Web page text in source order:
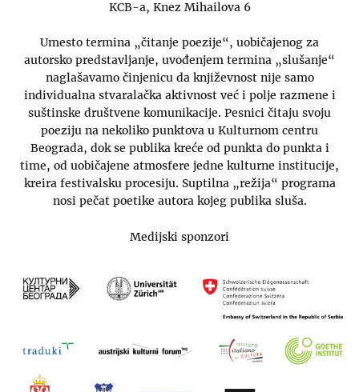
KCB-a, Knez Mihailova 6
Umesto termina „čitanje poezije“, uobičajenog za
autorsko predstavljanje, uvođenjem termina „slušanje“
naglašavamo činjenicu da književnost nije samo
individualna stvaralačka aktivnost već i polje razmene i
suštinske društvene komunikacije. Pesnici čitaju svoju
poeziju na nekoliko punktova u Kulturnom centru
Beograda, dok se publika kreće od punkta do punkta i
time, od uobičajene atmosfere jedne kulturne institucije,
kreira festivalsku procesiju. Suptilna „režija“ programa
nosi pečat poetike autora kojeg publika sluša.
Medijski sponzori